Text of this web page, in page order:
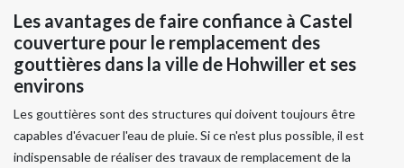
Les avantages de faire confiance à Castel
couverture pour le remplacement des
gouttières dans la ville de Hohwiller et ses
environs
Les gouttières sont des structures qui doivent toujours être
capables d'évacuer l'eau de pluie. Si ce n'est plus possible, il est
indispensable de réaliser des travaux de remplacement de la